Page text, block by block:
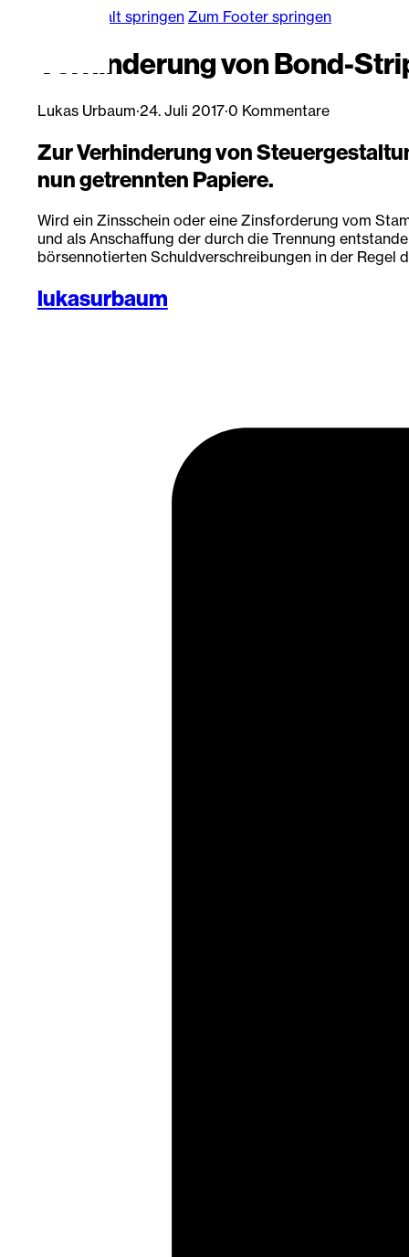
Zum Hauptinhalt springen Zum Footer springen
Verhinderung von Bond-
Lukas Urbaum·24. Juli 2017·0 Kommentare
Zur Verhinderung von
nun getrennten Papiere.
Wird ein Zinsschein oder eine Zinsforderung vom
und als Anschaffung der durch die Trennung
börsennotierten Schuldverschreibungen in der Regel
lukasurbaum